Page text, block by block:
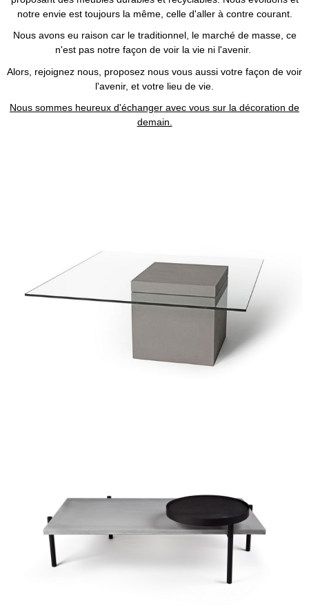
notre envie est toujours la même, celle d'aller à contre courant.
Nous avons eu raison car le traditionnel, le marché de masse, ce
n'est pas notre façon de voir la vie ni l'avenir.
Alors, rejoignez nous, proposez nous vous aussi votre façon de voir
l'avenir, et votre lieu de vie.
Nous sommes heureux d'échanger avec vous sur la décoration de
demain.